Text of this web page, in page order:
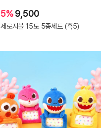
5%9,500
제로지볼 15도 5종세트 (흑5)